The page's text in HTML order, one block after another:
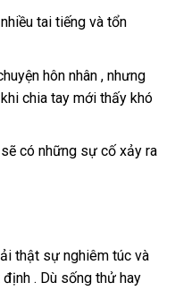
tai tiếng và tổn
hôn nhân , nhưng
chia tay mới thấy khó
có những sự cố xảy ra
thật sự nghiêm túc và
. Dù sống thử hay